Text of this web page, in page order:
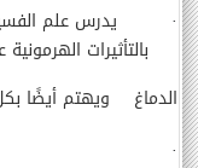
·
يدرس علم
بالتأثيرات
الدماغ
ويهتم أيضًا
·